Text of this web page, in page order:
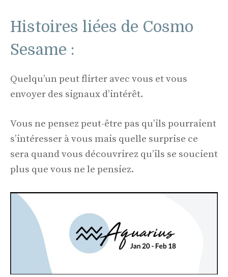
Histoires liées de Cosmo
Sesame :
Quelqu’un peut flirter avec vous et vous
envoyer des signaux d’intérêt.
Vous ne pensez peut-être pas qu’ils pourraient
s’intéresser à vous mais quelle surprise ce
sera quand vous découvrirez qu’ils se soucient
plus que vous ne le pensiez.